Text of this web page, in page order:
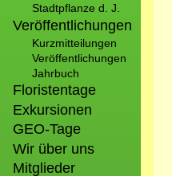
Stadtpflanze d. J.
Veröffentlichungen
Kurzmitteilungen
Veröffentlichungen
Jahrbuch
Floristentage
Exkursionen
GEO-Tage
Wir über uns
Mitglieder